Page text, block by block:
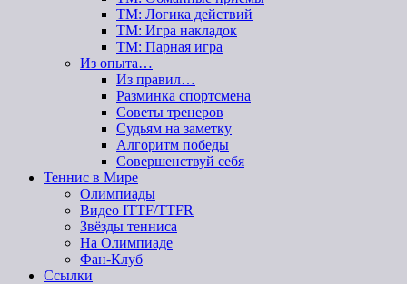
ТМ: Логика действий
ТМ: Игра накладок
ТМ: Парная игра
Из опыта…
Из правил…
Разминка спортсмена
Советы тренеров
Судьям на заметку
Алгоритм победы
Совершенствуй себя
Теннис в Мире
Олимпиады
Видео ITTF/TTFR
Звёзды тенниса
На Олимпиаде
Фан-Клуб
Ссылки